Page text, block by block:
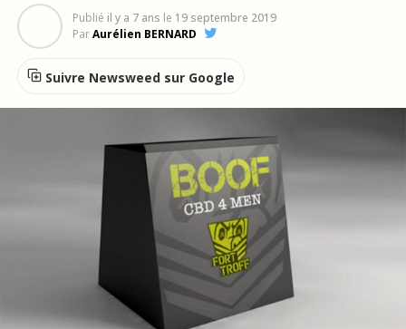
Publié il y a 7 ans le 19 septembre 2019
ParAurélien BERNARD
Suivre Newsweed sur Google